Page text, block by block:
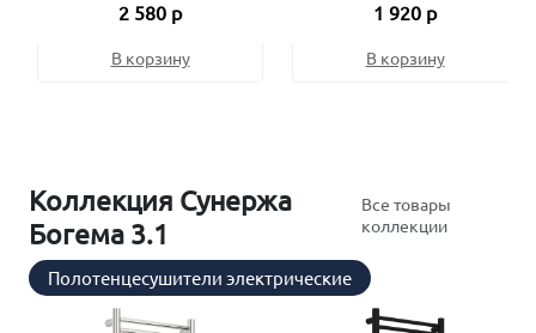
2 580 р
В корзину
1 920 р
В корзину
Коллекция Сунержа
Богема 3.1
Все товары
коллекции
Полотенцесушители электрические